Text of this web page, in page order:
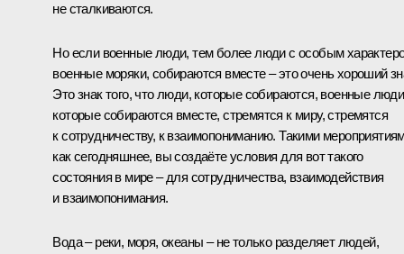
не сталкиваются.
Но если военные люди, тем более люди с особым
военные моряки, собираются вместе – это очень хороший
Это знак того, что люди, которые собираются, военные
которые собираются вместе, стремятся к миру, стремятся
к сотрудничеству, к взаимопониманию. Такими
как сегодняшнее, вы создаёте условия для вот такого
состояния в мире – для сотрудничества, взаимодействия
и взаимопонимания.
Вода – реки, моря, океаны – не только разделяет людей,